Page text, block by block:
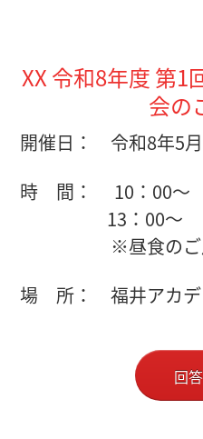
XX 令和8年度 第1
会の
開催日： 令和8年5月
時 間： 10：00～
13：00～ （​​​​​​​​​​​​​​
※昼食のご用
場 所： 福井アカデ
回